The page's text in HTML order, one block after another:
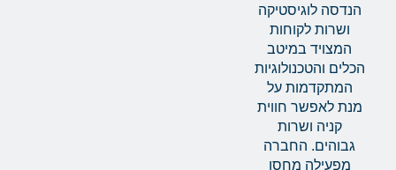
הנדסה לוגיסטיקה
ושרות לקוחות
המצויד במיטב
הכלים והטכנולוגיות
המתקדמות על
מנת לאפשר חווית
קניה ושרות
גבוהים. החברה
מפעילה מחסן